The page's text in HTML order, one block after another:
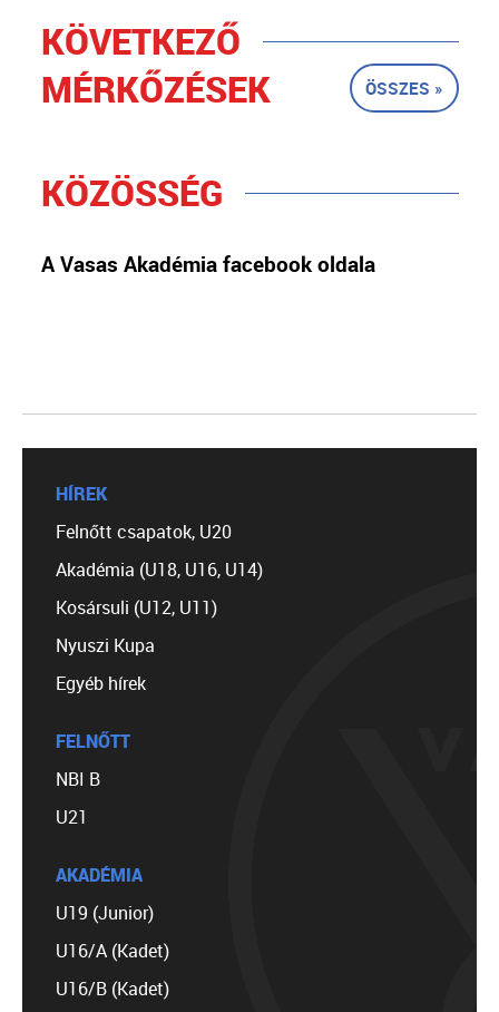
KÖVETKEZŐ
MÉRKŐZÉSEK
ÖSSZES »
KÖZÖSSÉG
A Vasas Akadémia facebook oldala
HÍREK
Felnőtt csapatok, U20
Akadémia (U18, U16, U14)
Kosársuli (U12, U11)
Nyuszi Kupa
Egyéb hírek
FELNŐTT
NBI B
U21
AKADÉMIA
U19 (Junior)
U16/A (Kadet)
U16/B (Kadet)